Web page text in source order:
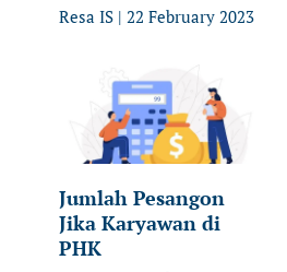
Resa IS 22 February 2023
Jumlah Pesangon
Jika Karyawan di
PHK